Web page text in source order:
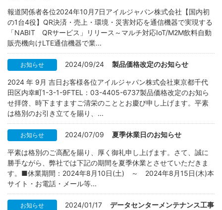
報道関係者各位2024年10月7日アイルジャパン株式会社【国内初
の1台4役】QR決済・売上・環境・災害対応を通信機器で実現する
「NABIT QRサービス」リリース～マルチ対応IoT/M2M飲料自動
販売機向けLTE通信機器で業...
お知らせ 2024/09/24 製品価格改定のお知らせ
2024 年 9月 吉日お客様各位アイルジャパン株式会社東京都千代
田区内幸町1-3-1-9FTEL：03-4405-6737製品価格改定のお知ら
せ拝啓、時下ますますご清栄のこととお慶び申し上げます。平素
は格別のお引き立てを賜り、...
お知らせ 2024/07/09 夏季休業日のお知らせ
平素は格別のご高配を賜り、厚く御礼申し上げます。さて、誠に
勝手ながら、弊社では下記の期間を夏季休業とさせていただきま
す。■休業期間：2024年8月10日(土) ～ 2024年8月15日(木)本
サイト・お電話・メール等...
お知らせ 2024/01/17
データセンターメンテナンス工事